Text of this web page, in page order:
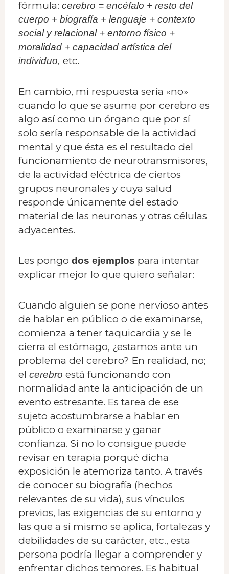
fórmula:cerebro = encéfalo + resto del
cuerpo + biografía + lenguaje + contexto
social y relacional + entorno físico +
moralidad + capacidad artística del
individuo,etc.
En cambio, mi respuesta sería «no»
cuando lo que se asume por cerebro es
algo así como un órgano que por sí
solo sería responsable de la actividad
mental y que ésta es el resultado del
funcionamiento de neurotransmisores,
de la actividad eléctrica de ciertos
grupos neuronales y cuya salud
responde únicamente del estado
material de las neuronas y otras células
adyacentes.
Les pongodos ejemplos para intentar
explicar mejor lo que quiero señalar:
Cuando alguien se pone nervioso antes
de hablar en público o de examinarse,
comienza a tener taquicardia y se le
cierra el estómago, ¿estamos ante un
problema del cerebro? En realidad, no;
elcerebro está funcionando con
normalidad ante la anticipación de un
evento estresante. Es tarea de ese
sujeto acostumbrarse a hablar en
público o examinarse y ganar
confianza. Si no lo consigue puede
revisar en terapia porqué dicha
exposición le atemoriza tanto. A través
de conocer su biografía (hechos
relevantes de su vida), sus vínculos
previos, las exigencias de su entorno y
las que a sí mismo se aplica, fortalezas y
debilidades de su carácter, etc., esta
persona podría llegar a comprender y
enfrentar dichos temores. Es habitual